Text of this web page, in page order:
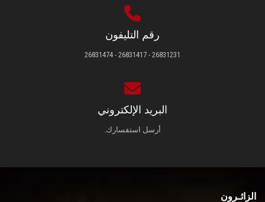
رقم التليفون
26831231 - 26831417 - 26831474
البريد الإلكتروني
أرسل استفسارك.
الزائـرون